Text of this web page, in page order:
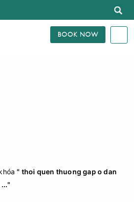
BOOK NOW
" thoi quen thuong gap o dan